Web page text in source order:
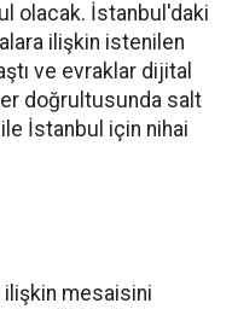
olacak. İstanbul'daki
ilişkin istenilen
ve evraklar dijital
doğrultusunda salt
İstanbul için nihai
mesaisini